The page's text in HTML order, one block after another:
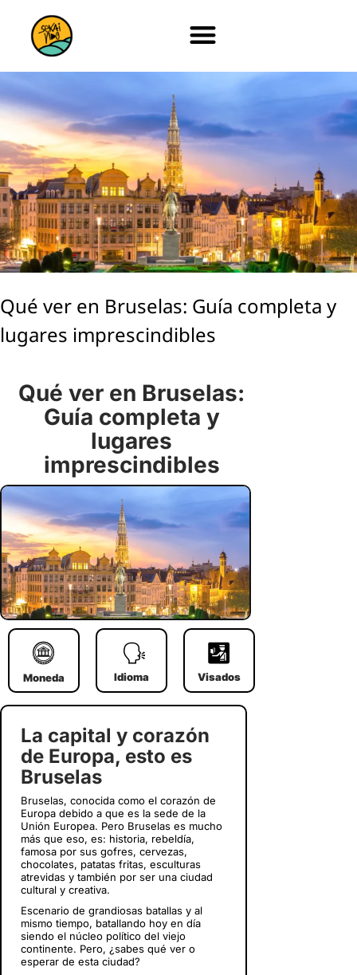
Qué ver en Bruselas: Guía completa y
lugares imprescindibles
Qué ver en Bruselas:
Guía completa y
lugares
imprescindibles
Moneda Idioma Visados
La capital y corazón
de Europa, esto es
Bruselas
Bruselas, conocida como el corazón de
Europa debido a que es la sede de la
Unión Europea. Pero Bruselas es mucho
más que eso, es: historia, rebeldía,
famosa por sus gofres, cervezas,
chocolates, patatas fritas, esculturas
atrevidas y también por ser una ciudad
cultural y creativa.
Escenario de grandiosas batallas y al
mismo tiempo, batallando hoy en día
siendo el núcleo político del viejo
continente. Pero, ¿sabes qué ver o
esperar de esta ciudad?